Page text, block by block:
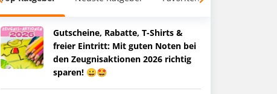
Gutscheine, Rabatte, T-Shirts &
freier Eintritt: Mit guten Noten bei
den Zeugnisaktionen 2026 richtig
sparen! 😀🤩